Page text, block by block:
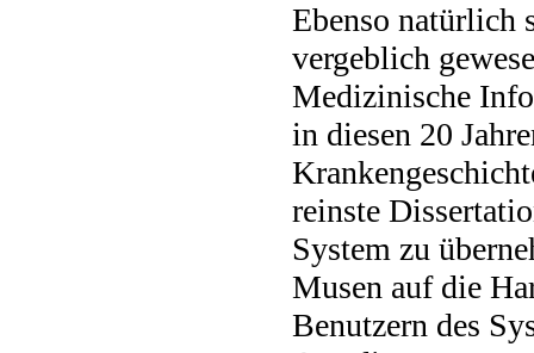
Ebenso natürlich
vergeblich
Medizinische
in diesen 20
reinste
System zu
Musen auf die
Benutzern des